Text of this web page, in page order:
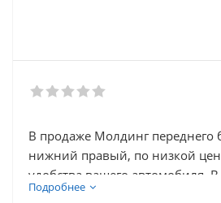
В продаже Молдинг переднего
нижний правый, по низкой
удобства вашего автомобиля. В нашем каталоге
так же присутствует множество
Подробнее